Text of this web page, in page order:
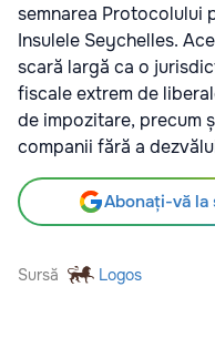
semnarea Protocolului
Insulele Seychelles.
scară largă ca o
fiscale extrem de
de impozitare, precum
companii fără a
Abonați-vă la
Sursă Logos